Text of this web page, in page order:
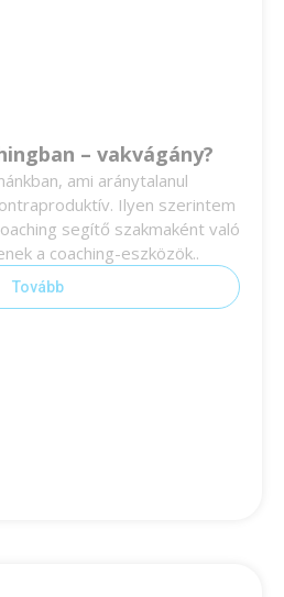
– vakvágány?
ami aránytalanul
Ilyen szerintem
segítő szakmaként való
a coaching-eszközök..
Tovább